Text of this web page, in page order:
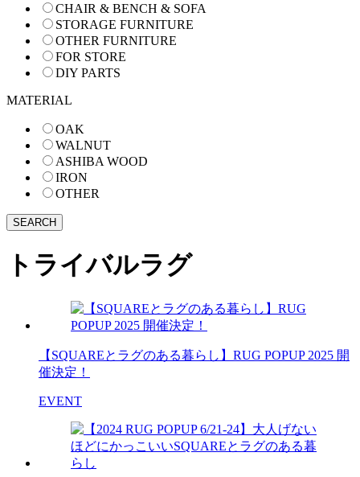
CHAIR & BENCH & SOFA
STORAGE FURNITURE
OTHER FURNITURE
FOR STORE
DIY PARTS
MATERIAL
OAK
WALNUT
ASHIBA WOOD
IRON
OTHER
トライバルラグ
【SQUAREとラグのある暮らし】RUG POPUP 2025 開
催決定！
EVENT